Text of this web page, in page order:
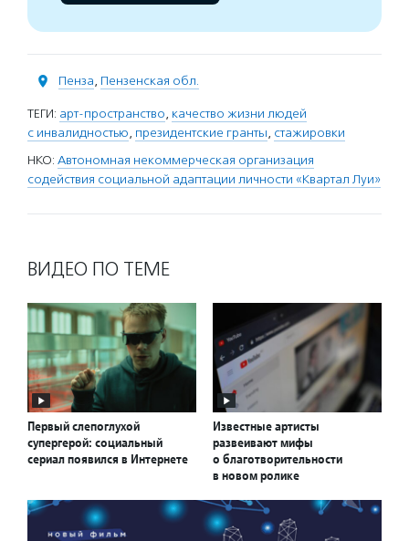
Пенза, Пензенская обл.
ТЕГИ: арт-пространство, качество жизни людей
с инвалидностью, президентские гранты, стажировки
НКО: Автономная некоммерческая организация
содействия социальной адаптации личности «Квартал Луи»
ВИДЕО ПО ТЕМЕ
Первый слепоглухой
супергерой: социальный
сериал появился в Интернете
Известные артисты
развеивают мифы
о благотворительности
в новом ролике